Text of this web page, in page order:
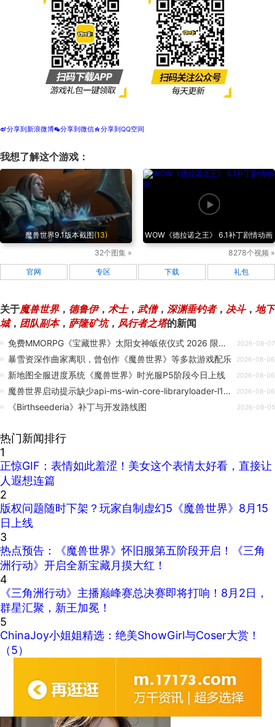
t分享到新浪微博w分享到微信z分享到QQ空间
我想了解这个游戏：
魔兽世界9.1版本截图(13)
32个图集 »
WOW《德拉诺之王》 6.1补丁剧情动画
8278个视频 »
官网 专区 下载 礼包
关于魔兽世界， 德鲁伊， 术士， 武僧， 深渊垂钓者， 决斗， 地下
城， 团队副本， 萨隆矿坑， 风行者之塔的新闻
免费MMORPG《宝藏世界》太阳女神皈依仪式 2026 限时开启！ 2026-08-07
暴雪资深作曲家离职，曾创作《魔兽世界》等多款游戏配乐 2026-08-06
新地图全服进度系统《魔兽世界》时光服P5阶段今日上线 2026-08-06
魔兽世界启动提示缺少api-ms-win-core-libraryloader-l1-2-0.dll？完整修复解决教程 2026-08-06
《Birthseederia》补丁与开发路线图 2026-08-05
热门新闻排行
1
正惊GIF：表情如此羞涩！美女这个表情太好看，直接让
人遐想连篇
2
版权问题随时下架？玩家自制虚幻5《魔兽世界》8月15
日上线
3
热点预告：《魔兽世界》怀旧服第五阶段开启！《三角
洲行动》开启全新宝藏月摸大红！
4
《三角洲行动》主播巅峰赛总决赛即将打响！8月2日，
群星汇聚，新王加冕！
5
ChinaJoy小姐姐精选：绝美ShowGirl与Coser大赏！
（5）